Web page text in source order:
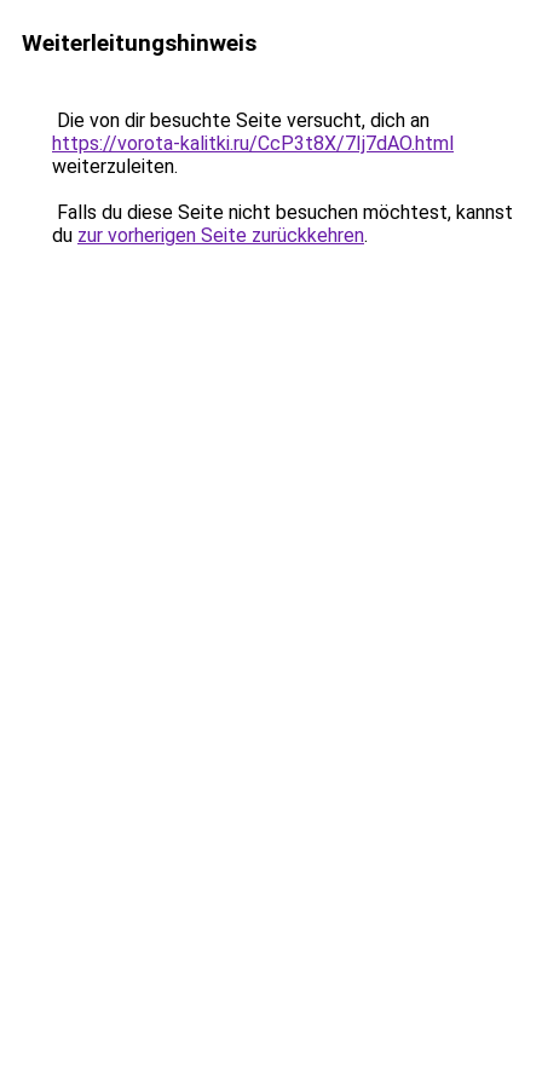
Weiterleitungshinweis
Die von dir besuchte Seite versucht, dich an
https://vorota-kalitki.ru/CcP3t8X/7Ij7dAO.html
weiterzuleiten.
Falls du diese Seite nicht besuchen möchtest, kannst
du zur vorherigen Seite zurückkehren.